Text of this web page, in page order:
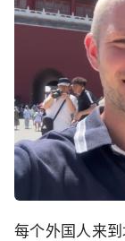
每个外国人来